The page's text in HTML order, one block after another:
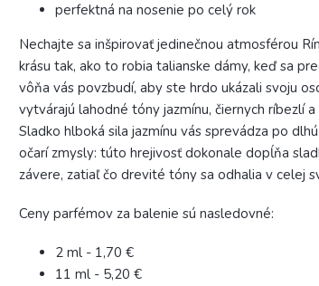
perfektná na nosenie po celý rok
Nechajte sa inšpirovať jedinečnou atmosférou
krásu tak, ako to robia talianske dámy, keď sa
vôňa vás povzbudí, aby ste hrdo ukázali svoju
vytvárajú lahodné tóny jazmínu, čiernych ríbezlí
Sladko hlboká sila jazmínu vás sprevádza po
očarí zmysly: túto hrejivosť dokonale dopĺňa
závere, zatiaľ čo drevité tóny sa odhalia v celej
Ceny parfémov za balenie sú nasledovné:
2 ml - 1,70 €
11 ml - 5,20 €